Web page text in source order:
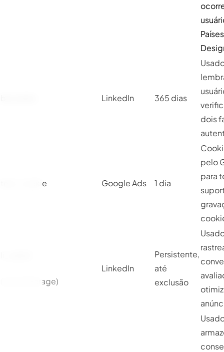
Países
LinkedIn 365 dias
dois
test_cookie Google Ads 1 dia
pelo
para
(Local Storage)
LinkedIn
Persistente,
até
exclusão